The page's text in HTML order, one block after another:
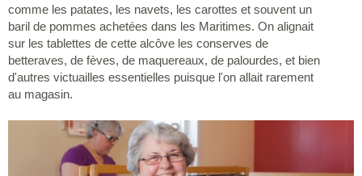
comme les patates, les navets, les carottes et souvent un
baril de pommes achetées dans les Maritimes. On alignait
sur les tablettes de cette alcôve les conserves de
betteraves, de fèves, de maquereaux, de palourdes, et bien
d'autres victuailles essentielles puisque l'on allait rarement
au magasin.